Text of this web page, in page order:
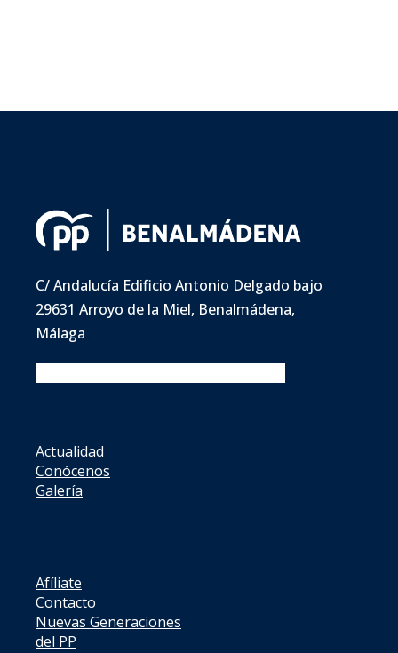
C/ Andalucía Edificio Antonio Delgado bajo
29631 Arroyo de la Miel, Benalmádena,
Málaga
Actualidad
Conócenos
Galería
Afíliate
Contacto
Nuevas Generaciones
del PP